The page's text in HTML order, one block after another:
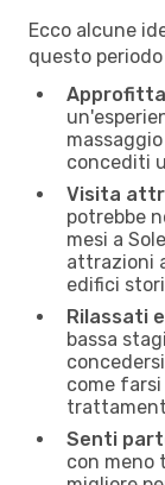
Ecco alcune
questo periodo
concediti
Visita
potrebbe
mesi a
attrazioni
edifici
Rilassati
bassa
come
Senti
con meno